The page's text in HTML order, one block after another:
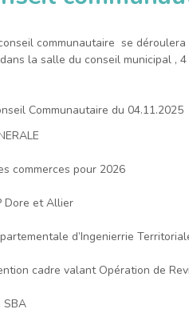
communautaire se déroulera
la salle du conseil municipal ,
Communautaire du 04.11.2025
commerces pour 2026
Dore et Allier
d’Ingenierrie
cadre valant Opération de
SBA